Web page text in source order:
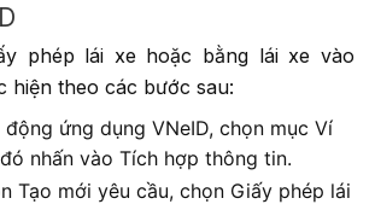
phép lái xe hoặc bằng lái xe vào
hiện theo các bước sau:
động ứng dụng VNeID, chọn mục Ví
nhấn vào Tích hợp thông tin.
Tạo mới yêu cầu, chọn Giấy phép lái